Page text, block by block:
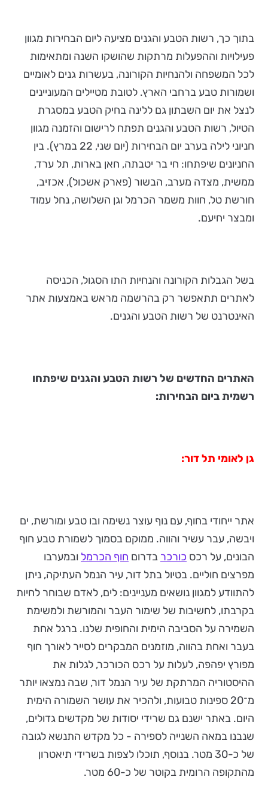
בתוך כך, רשות הטבע והגנים מציעה ליום הבחירות מגוון
פעילויות וההפעלות מרתקות שהושקו השנה ומתאימות
לכל המשפחה ולהנחיות הקורונה, בעשרות גנים לאומיים
ושמורות טבע ברחבי הארץ. לטובת מטיילים המעוניינים
לנצל את יום השבתון גם ללינה בחיק הטבע במסגרת
הטיול, רשות הטבע והגנים תפתח לרישום והזמנה מגוון
חניוני לילה בערב יום הבחירות (יום שני, 22 במרץ). בין
החניונים שיפתחו: חי בר יטבתה, חאן בארות, תל ערד,
ממשית, מצדה מערב, הבשור (פארק אשכול), אכזיב,
חורשת טל, חוות משמר הכרמל וגן השלושה, נחל עמוד
ומבצר יחיעם.
בשל הגבלות הקורונה והנחיות התו הסגול, הכניסה
לאתרים תתאפשר רק בהרשמה מראש באמצעות אתר
האינטרנט של רשות הטבע והגנים.
האתרים החדשים של רשות הטבע והגנים שיפתחו
רשמית ביום הבחירות:
גן לאומי תל דור:
אתר ייחודי בחוף, עם נוף עוצר נשימה ובו טבע ומורשת, ים
ויבשה, עבר עשיר והווה. ממוקם בסמוך לשמורת טבע חוף
הבונים, על רכס כורכר בדרום חוף הכרמל ובמערבו
מפרצים חוליים. בטיול בתל דור, עיר הנמל העתיקה, ניתן
להתוודע למגוון נושאים מעניינים: לים, לאדם שבוחר לחיות
בקרבתו, לחשיבות של שימור העבר והמורשת ולמשימת
השמירה על הסביבה הימית והחופית שלנו. ברגל אחת
בעבר ואחת בהווה, מוזמנים המבקרים לסייר לאורך חוף
מפורץ יפהפה, לעלות על רכס הכורכר, לגלות את
ההיסטוריה המרתקת של עיר הנמל דור, שבה נמצאו יותר
מ־20 ספינות טבועות, ולהכיר את עושר השמורה הימית
היום. באתר ישנם גם שרידי יסודות של מקדשים גדולים,
שנבנו במאה השנייה לספירה - כל מקדש התנשא לגובה
של כ-30 מטר. בנוסף, תוכלו לצפות בשרידי תיאטרון
מהתקופה הרומית בקוטר של כ-60 מטר.